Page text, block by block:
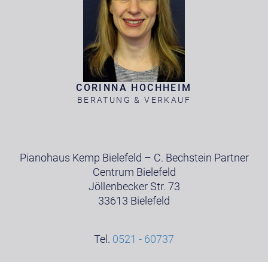
CORINNA HOCHHEIM
BERATUNG & VERKAUF
Pianohaus Kemp Bielefeld – C. Bechstein Partner
Centrum Bielefeld
Jöllenbecker Str. 73
33613 Bielefeld
Tel. 0521 - 60737